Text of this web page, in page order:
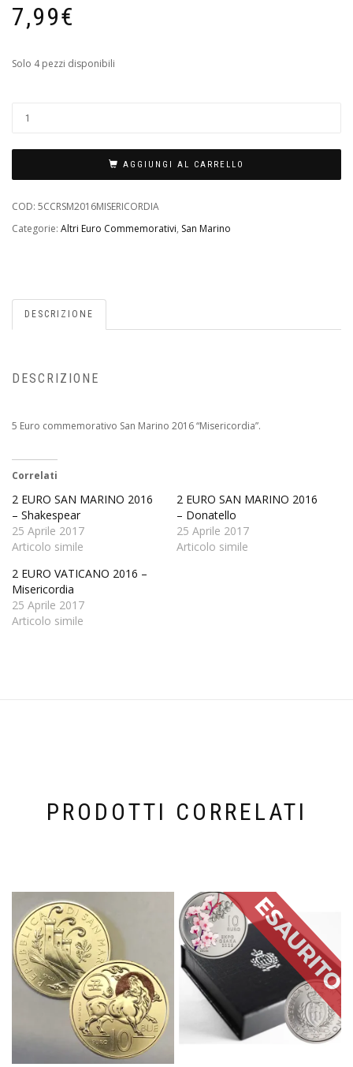
7,99€
Solo 4 pezzi disponibili
AGGIUNGI AL CARRELLO
COD: 5CCRSM2016MISERICORDIA
Categorie: Altri Euro Commemorativi, San Marino
DESCRIZIONE
DESCRIZIONE
5 Euro commemorativo San Marino 2016 “Misericordia”.
Correlati
2 EURO SAN MARINO 2016
– Shakespear
25 Aprile 2017
Articolo simile
2 EURO SAN MARINO 2016
– Donatello
25 Aprile 2017
Articolo simile
2 EURO VATICANO 2016 –
Misericordia
25 Aprile 2017
Articolo simile
PRODOTTI CORRELATI